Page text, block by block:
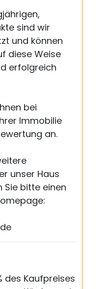
sind wir
und können
diese Weise
erfolgreich
bei
Immobilie
an.
unser Haus
Sie bitte einen
des Kaufpreises